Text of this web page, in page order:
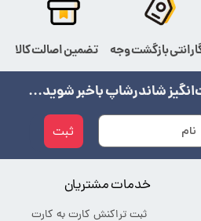
ثبت
شاندرشاپ باخبر شوید...
خدمات مشتریان
ثبت تراکنش کارت به کارت
بازگشت وجه تضمین اصالت کالا